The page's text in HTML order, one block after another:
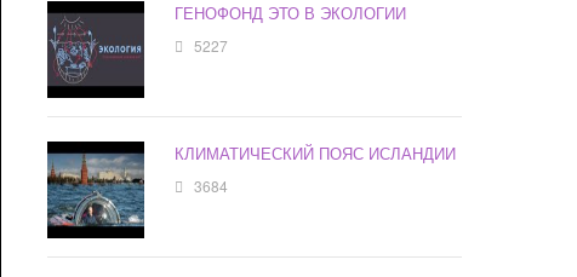
ГЕНОФОНД ЭТО В ЭКОЛОГИИ
5227
КЛИМАТИЧЕСКИЙ ПОЯС ИСЛАНДИИ
3684